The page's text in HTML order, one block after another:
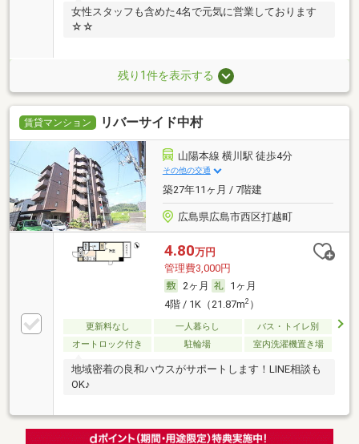
女性スタッフも含めた4名で元気に営業しております
☆☆
残り1件を表示する
賃貸マンション リバーサイド中村
山陽本線 横川駅 徒歩4分
その他の交通
築27年11ヶ月 / 7階建
広島県広島市西区打越町
4.80万円
管理費3,000円
2ヶ月
1ヶ月
4階 / 1K（21.87m2）
更新料なし 一人暮らし
バス・トイレ別
オートロック付き
駐輪場 室内洗濯機置き場
地域密着の良和ハウスがサポートします！LINE相談も
OK♪